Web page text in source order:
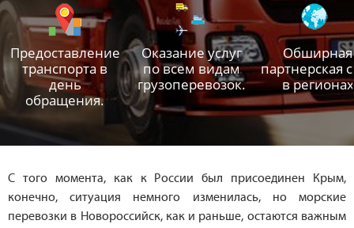
Предоставление
транспорта в
день
обращения.
Оказание услуг
по всем видам
грузоперевозок.
Обширная
партнерская
в регионах
С того момента, как к России был присоединен Крым,
конечно, ситуация немного изменилась, но морские
перевозки в Новороссийск, как и раньше, остаются важным